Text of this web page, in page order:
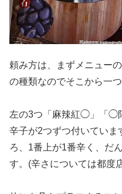
頼み方は、まずメニュー
の種類なのでそこから一つ
左の3つ「麻辣紅◯」「◯
辛子が2つずつ付いていま
ろ、1番上が1番辛く、だ
す。(辛さについては都度